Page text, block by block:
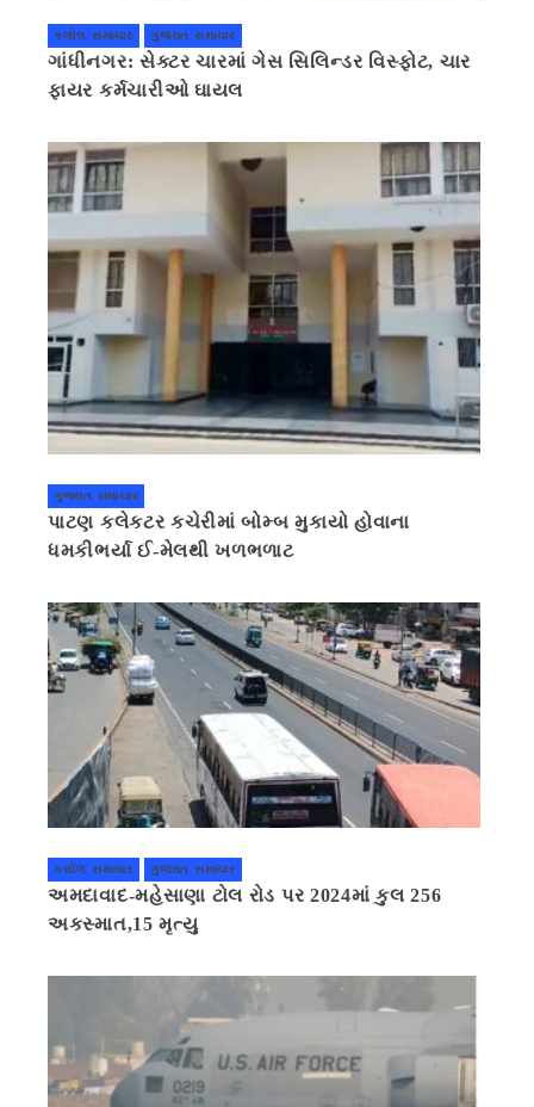
કલોલ સમાચાર ગુજરાત સમાચાર
ગાંધીનગર: સેક્ટર ચારમાં ગેસ સિલિન્ડર વિસ્ફોટ, ચાર
ફાયર કર્મચારીઓ ઘાયલ
ગુજરાત સમાચાર
પાટણ કલેકટર કચેરીમાં બોમ્બ મુકાયો હોવાના
ધમકીભર્યા ઈ-મેલથી ખળભળાટ
કલોલ સમાચાર ગુજરાત સમાચાર
અમદાવાદ-મહેસાણા ટોલ રોડ પર 2024માં કુલ 256
અકસ્માત,15 મૃત્યુ